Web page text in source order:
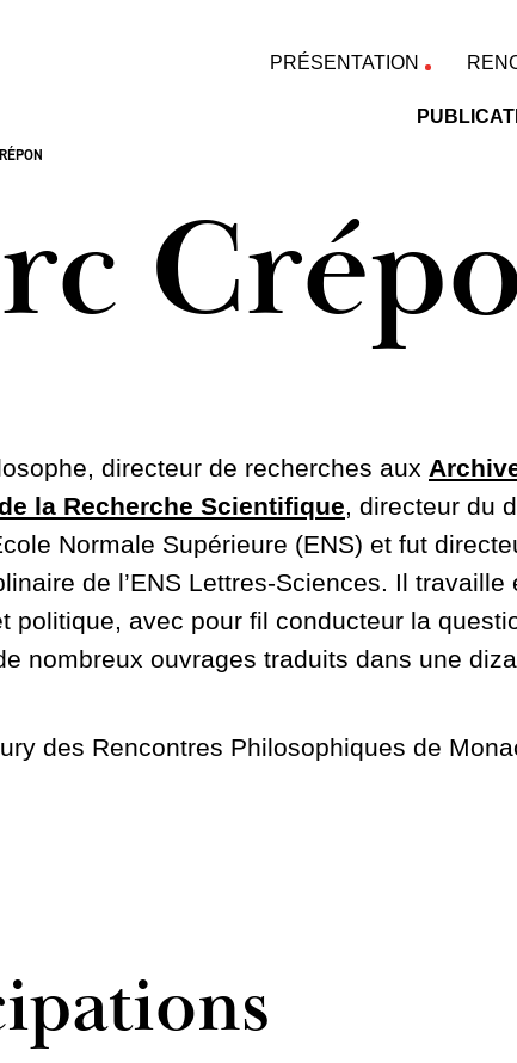
PRÉSENTATION
directeur de recherches aux
la Recherche Scientifique, directeur du
Normale Supérieure (ENS) et fut
de l’ENS Lettres-Sciences. Il travaille
politique, avec pour fil conducteur la
nombreux ouvrages traduits dans une
des Rencontres Philosophiques de